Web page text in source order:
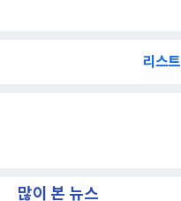
리스트
많이 본 뉴스